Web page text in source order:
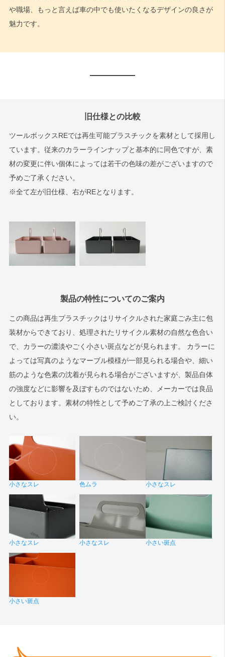
や職場、もっと言えば車の中でも使いたくなるデザインの良さが
魅力です。
旧仕様との比較
ツールボックスREでは再生可能プラスチックを素材として採用し
ています。従来のカラーラインナップと基本的に同色ですが、素
材の変更に伴い個体によっては若干の色味の差がございますので
予めご了承ください。
※全て左が旧仕様、右がREとなります。
製品の特性についてのご案内
この商品は再生プラスチックはリサイクルされた家庭ごみ主に包
装材からできており、処理されたリサイクル素材の自然な色合い
で、カラーの濃淡やごく小さい斑点などが見られます。 カラーに
よっては写真のようなマーブル模様が一部見られる場合や、細い
筋のような色素の沈着が見られる場合がございますが、製品自体
の強度などに影響を及ぼすものではないため、メーカーでは良品
としております。素材の特性として予めご了承の上ご検討くださ
い。
小さなスレ 色ムラ 小さなスレ
小さなスレ 小さなスレ 小さい斑点
小さい斑点